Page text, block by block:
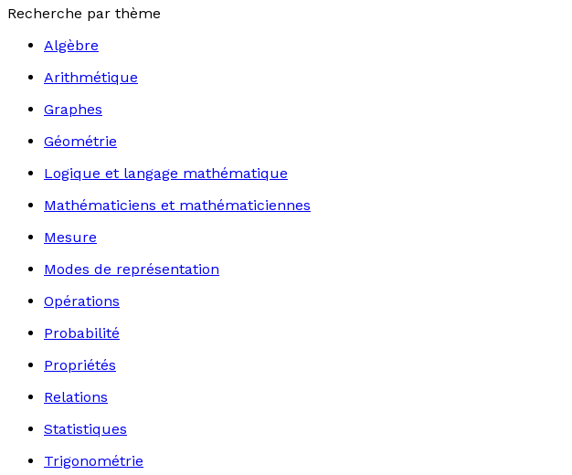
Recherche par thème
Algèbre
Arithmétique
Graphes
Géométrie
Logique et langage mathématique
Mathématiciens et mathématiciennes
Mesure
Modes de représentation
Opérations
Probabilité
Propriétés
Relations
Statistiques
Trigonométrie